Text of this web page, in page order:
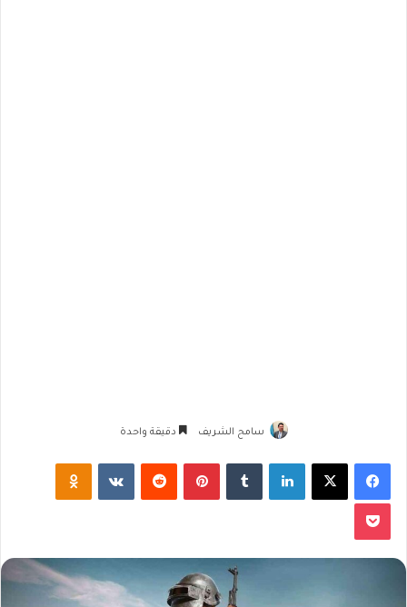
سامح الشريف دقيقة واحدة
فيسبوك لينكدإن بينتيريست